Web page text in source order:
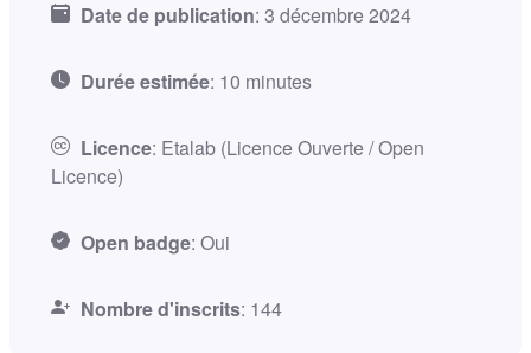
Date de publication: 3 décembre 2024
Durée estimée: 10 minutes
Licence: Etalab (Licence Ouverte / Open
Licence)
Open badge: Oui
Nombre d'inscrits: 144